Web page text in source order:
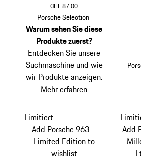
CHF 87.00
mehrfarbig
Porsche Selection
Warum sehen Sie diese
Produkte zuerst?
Entdecken Sie unsere
Suchmaschine und wie
wir Produkte anzeigen.
Mehr erfahren
Limitiert
Add Porsche 963 –
Limited Edition to
wishlist
Add